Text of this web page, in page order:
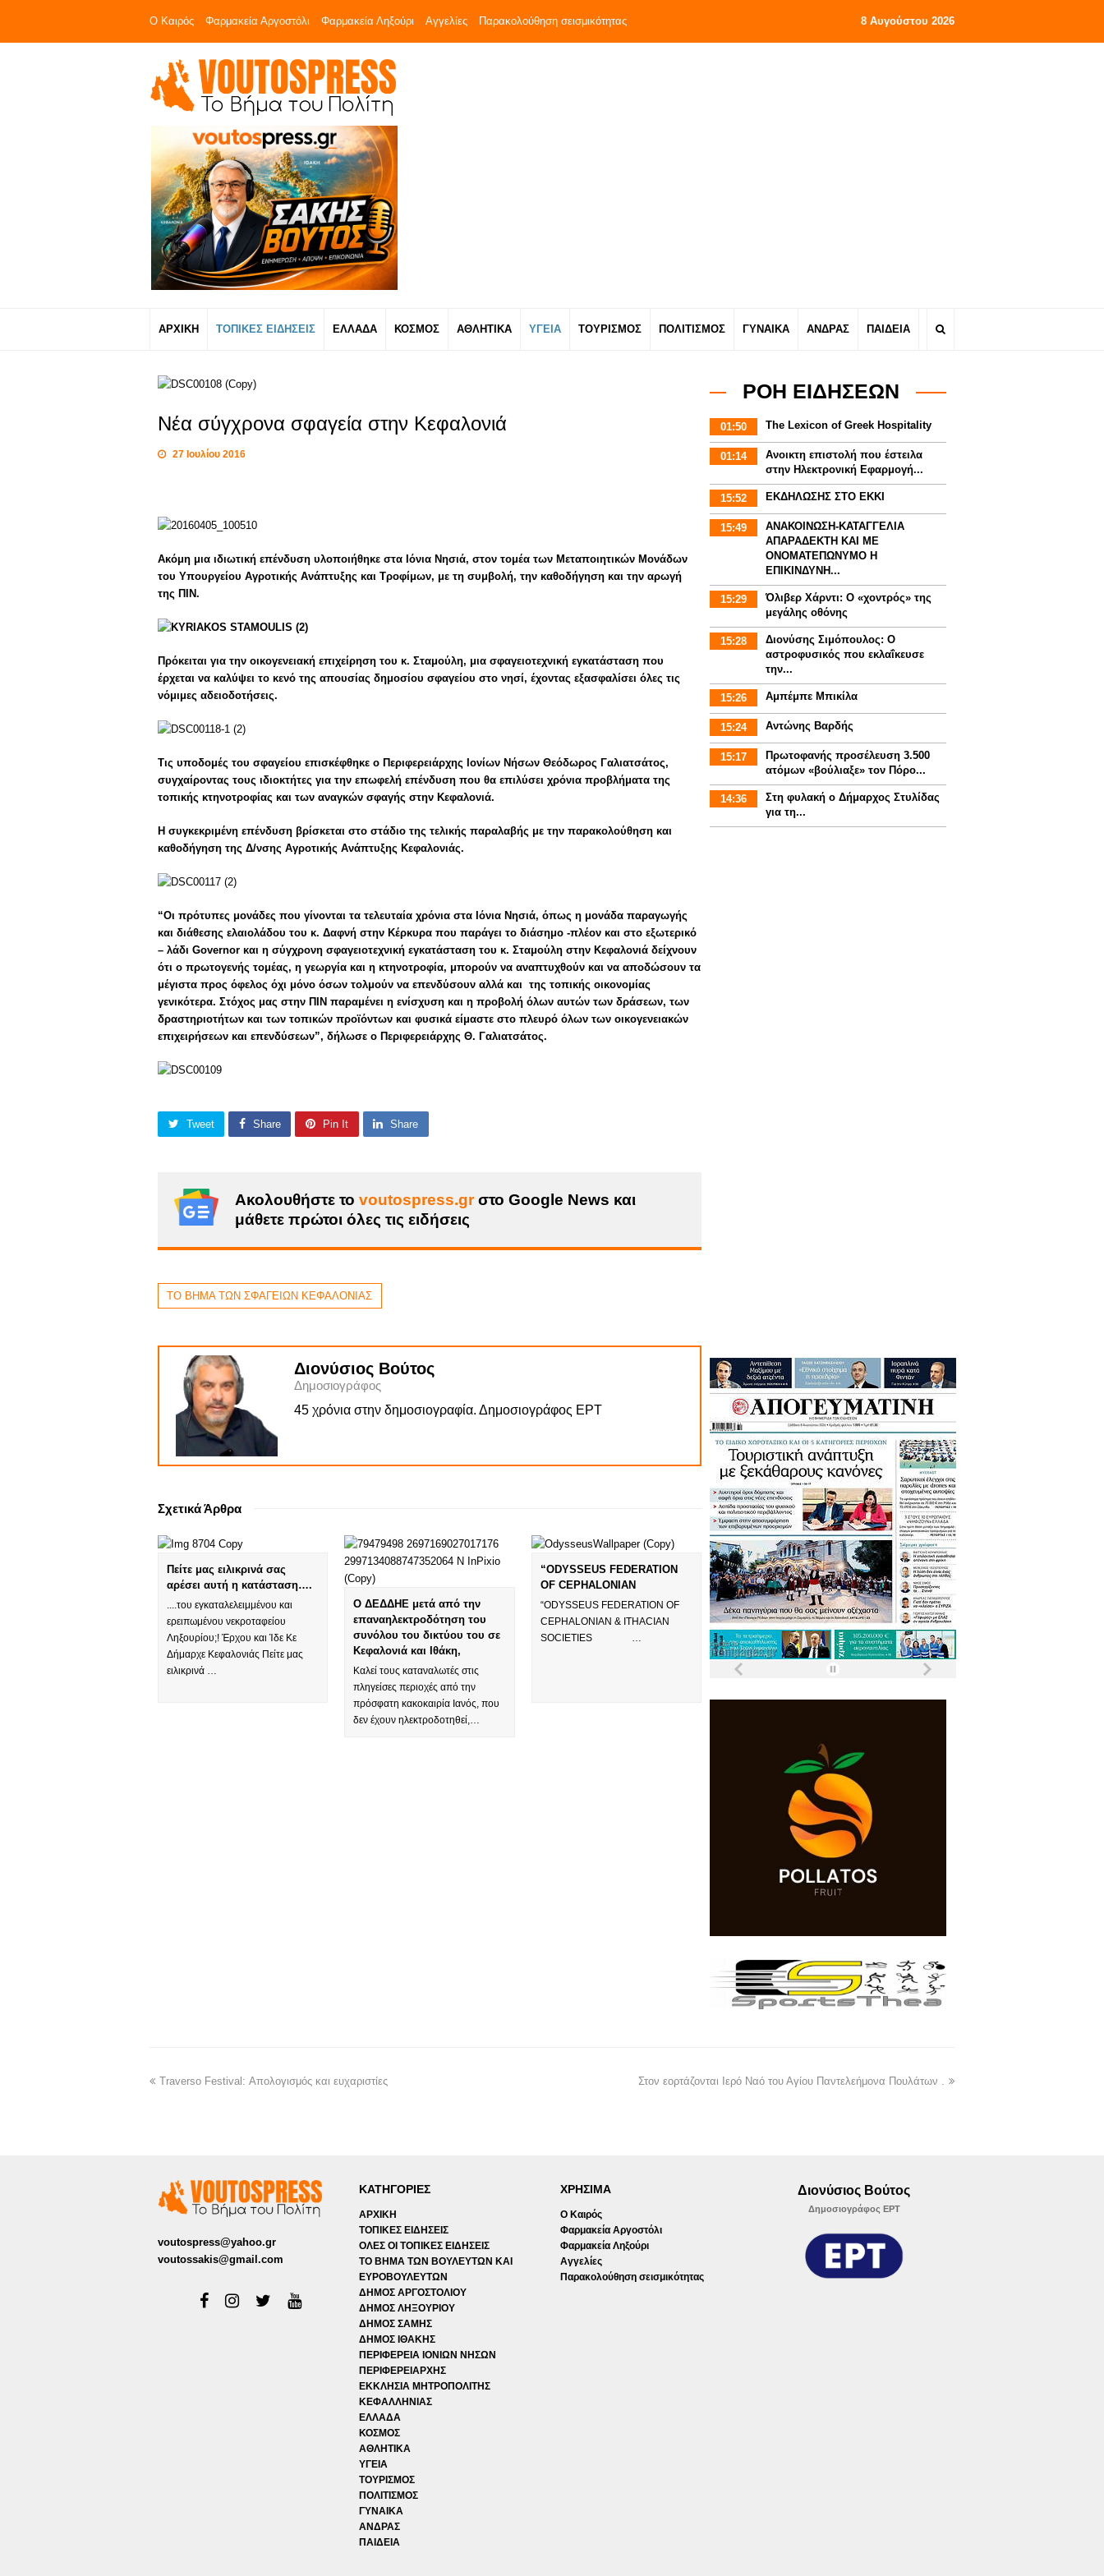
Ο Καιρός Φαρμακεία Αργοστόλι Φαρμακεία Ληξούρι Αγγελίες Παρακολούθηση σεισμικότητας 8 Αυγούστου 2026
ΑΡΧΙΚΗ ΤΟΠΙΚΕΣ ΕΙΔΗΣΕΙΣ ΕΛΛΑΔΑ ΚΟΣΜΟΣ ΑΘΛΗΤΙΚΑ ΥΓΕΙΑ ΤΟΥΡΙΣΜΟΣ ΠΟΛΙΤΙΣΜΟΣ ΓΥΝΑΙΚΑ ΑΝΔΡΑΣ ΠΑΙΔΕΙΑ
Νέα σύγχρονα σφαγεία στην Κεφαλονιά
27 Ιουλίου 2016
Ακόμη μια ιδιωτική επένδυση υλοποιήθηκε στα Ιόνια Νησιά, στον τομέα των Μεταποιητικών Μονάδων
του Υπουργείου Αγροτικής Ανάπτυξης και Τροφίμων, με τη συμβολή, την καθοδήγηση και την αρωγή
της ΠΙΝ.
Πρόκειται για την οικογενειακή επιχείρηση του κ. Σταμούλη, μια σφαγειοτεχνική εγκατάσταση που
έρχεται να καλύψει το κενό της απουσίας δημοσίου σφαγείου στο νησί, έχοντας εξασφαλίσει όλες τις
νόμιμες αδειοδοτήσεις.
Τις υποδομές του σφαγείου επισκέφθηκε ο Περιφερειάρχης Ιονίων Νήσων Θεόδωρος Γαλιατσάτος,
συγχαίροντας τους ιδιοκτήτες για την επωφελή επένδυση που θα επιλύσει χρόνια προβλήματα της
τοπικής κτηνοτροφίας και των αναγκών σφαγής στην Κεφαλονιά.
Η συγκεκριμένη επένδυση βρίσκεται στο στάδιο της τελικής παραλαβής με την παρακολούθηση και
καθοδήγηση της Δ/νσης Αγροτικής Ανάπτυξης Κεφαλονιάς.
“Οι πρότυπες μονάδες που γίνονται τα τελευταία χρόνια στα Ιόνια Νησιά, όπως η μονάδα παραγωγής
και διάθεσης ελαιολάδου του κ. Δαφνή στην Κέρκυρα που παράγει το διάσημο -πλέον και στο εξωτερικό
– λάδι Governor και η σύγχρονη σφαγειοτεχνική εγκατάσταση του κ. Σταμούλη στην Κεφαλονιά δείχνουν
ότι ο πρωτογενής τομέας, η γεωργία και η κτηνοτροφία, μπορούν να αναπτυχθούν και να αποδώσουν τα
μέγιστα προς όφελος όχι μόνο όσων τολμούν να επενδύσουν αλλά και της τοπικής οικονομίας
γενικότερα. Στόχος μας στην ΠΙΝ παραμένει η ενίσχυση και η προβολή όλων αυτών των δράσεων, των
δραστηριοτήτων και των τοπικών προϊόντων και φυσικά είμαστε στο πλευρό όλων των οικογενειακών
επιχειρήσεων και επενδύσεων”, δήλωσε ο Περιφερειάρχης Θ. Γαλιατσάτος.
Tweet Share Pin It Share
Ακολουθήστε τοvoutospress.grστο Google News και
μάθετε πρώτοι όλες τις ειδήσεις
ΤΟ ΒΗΜΑ ΤΩΝ ΣΦΑΓΕΙΩΝ ΚΕΦΑΛΟΝΙΑΣ
Διονύσιος Βούτος
Δημοσιογράφος
45 χρόνια στην δημοσιογραφία. Δημοσιογράφος ΕΡΤ
Σχετικά Άρθρα
Πείτε μας ειλικρινά σας
αρέσει αυτή η κατάσταση….
....του εγκαταλελειμμένου και
ερειπωμένου νεκροταφείου
Ληξουρίου;! Έρχου και Ίδε Κε
Δήμαρχε Κεφαλονιάς Πείτε μας
ειλικρινά …
Ο ΔΕΔΔΗΕ μετά από την
επαναηλεκτροδότηση του
συνόλου του δικτύου του σε
Κεφαλονιά και Ιθάκη,
Καλεί τους καταναλωτές στις
πληγείσες περιοχές από την
πρόσφατη κακοκαιρία Ιανός, που
δεν έχουν ηλεκτροδοτηθεί,…
“ODYSSEUS FEDERATION
OF CEPHALONIAN
“ODYSSEUS FEDERATION OF
CEPHALONIAN & ITHACIAN
SOCIETIES …
ΡΟΗ ΕΙΔΗΣΕΩΝ
01:50 The Lexicon of Greek Hospitality
01:14
Aνοικτη επιστολή που έστειλα
στην Ηλεκτρονική Εφαρμογή...
15:52 ΕΚΔΗΛΩΣΗΣ ΣΤΟ ΕΚΚΙ
15:49
ΑΝΑΚΟΙΝΩΣΗ-ΚΑΤΑΓΓΕΛΙΑ
ΑΠΑΡΑΔΕΚΤΗ ΚΑΙ ΜΕ
ΟΝΟΜΑΤΕΠΩΝΥΜΟ Η
ΕΠΙΚΙΝΔΥΝΗ...
15:29
Όλιβερ Χάρντι: Ο «χοντρός» της
μεγάλης οθόνης
15:28
Διονύσης Σιμόπουλος: Ο
αστροφυσικός που εκλαΐκευσε
την...
15:26 Αμπέμπε Μπικίλα
15:24 Αντώνης Βαρδής
15:17
Πρωτοφανής προσέλευση 3.500
ατόμων «βούλιαξε» τον Πόρο...
14:36
Στη φυλακή ο Δήμαρχος Στυλίδας
για τη...
Traverso Festival: Απολογισμός και ευχαριστίες Στον εορτάζονται Ιερό Ναό του Αγίου Παντελεήμονα Πουλάτων .
voutospress@yahoo.gr
voutossakis@gmail.com
ΚΑΤΗΓΟΡΙΕΣ
ΑΡΧΙΚΗ
ΤΟΠΙΚΕΣ ΕΙΔΗΣΕΙΣ
ΟΛΕΣ ΟΙ ΤΟΠΙΚΕΣ ΕΙΔΗΣΕΙΣ
ΤΟ ΒΗΜΑ ΤΩΝ ΒΟΥΛΕΥΤΩΝ ΚΑΙ
ΕΥΡΟΒΟΥΛΕΥΤΩΝ
ΔΗΜΟΣ ΑΡΓΟΣΤΟΛΙΟΥ
ΔΗΜΟΣ ΛΗΞΟΥΡΙΟΥ
ΔΗΜΟΣ ΣΑΜΗΣ
ΔΗΜΟΣ ΙΘΑΚΗΣ
ΠΕΡΙΦΕΡΕΙΑ ΙΟΝΙΩΝ ΝΗΣΩΝ
ΠΕΡΙΦΕΡΕΙΑΡΧΗΣ
ΕΚΚΛΗΣΙΑ ΜΗΤΡΟΠΟΛΙΤΗΣ
ΚΕΦΑΛΛΗΝΙΑΣ
ΕΛΛΑΔΑ
ΚΟΣΜΟΣ
ΑΘΛΗΤΙΚΑ
ΥΓΕΙΑ
ΤΟΥΡΙΣΜΟΣ
ΠΟΛΙΤΙΣΜΟΣ
ΓΥΝΑΙΚΑ
ΑΝΔΡΑΣ
ΠΑΙΔΕΙΑ
ΧΡΗΣΙΜΑ
Ο Καιρός
Φαρμακεία Αργοστόλι
Φαρμακεία Ληξούρι
Αγγελίες
Παρακολούθηση σεισμικότητας
Διονύσιος Βούτος
Δημοσιογράφος ΕΡΤ